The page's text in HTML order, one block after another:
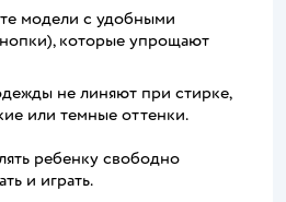
модели с удобными
которые упрощают
не линяют при стирке,
или темные оттенки.
ребенку свободно
и играть.